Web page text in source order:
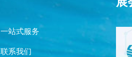
一站式服务
联系我们